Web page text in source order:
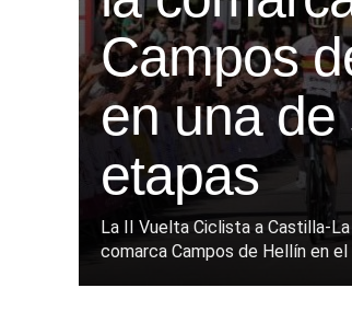
Campos
en una de
etapas
La II Vuelta Ciclista a Castilla-
comarca Campos de Hellín en el